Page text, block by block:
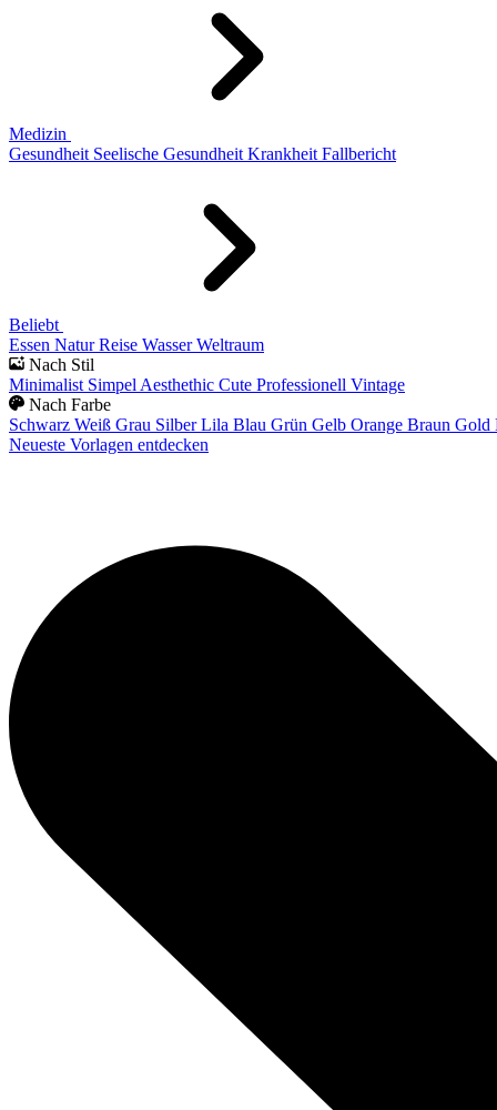
Medizin
Gesundheit Seelische Gesundheit Krankheit Fallbericht
Beliebt
Essen Natur Reise Wasser Weltraum
Nach Stil
Minimalist Simpel Aesthethic Cute Professionell Vintage
Nach Farbe
Schwarz Weiß Grau Silber Lila Blau Grün Gelb Orange Braun Gold
Neueste Vorlagen entdecken